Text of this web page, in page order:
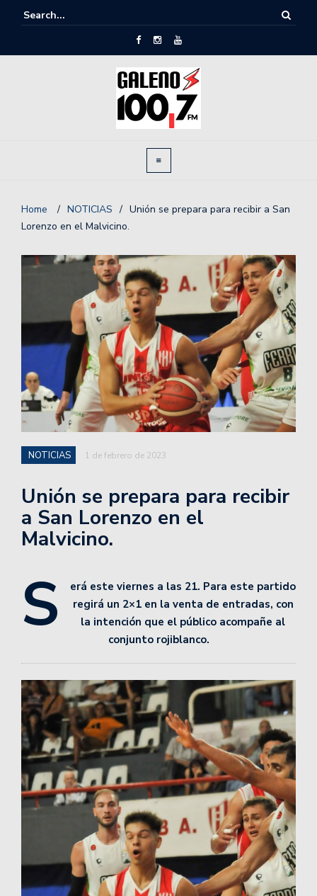
Home / NOTICIAS / Unión se prepara para recibir a San
Lorenzo en el Malvicino.
NOTICIAS 1 de febrero de 2023
Unión se prepara para recibir
a San Lorenzo en el
Malvicino.
S
erá este viernes a las 21. Para este partido
regirá un 2×1 en la venta de entradas, con
la intención que el público acompañe al
conjunto rojiblanco.